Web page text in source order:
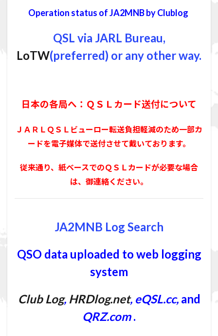
Operation status of JA2MNB by Clublog
QSL via JARL Bureau,
LoTW(preferred) or any other way.
日本の各局へ：ＱＳＬカード送付について
ＪＡＲＬＱＳＬビューロー転送負担軽減のため一部カ
ードを電子媒体で送付させて戴いております。
従来通り、紙ベースでのＱＳＬカードが必要な場合
は、御連絡ください。
JA2MNB Log Search
QSO data uploaded to web logging
system
Club Log, HRDlog.net, eQSL.cc,and
QRZ.com.